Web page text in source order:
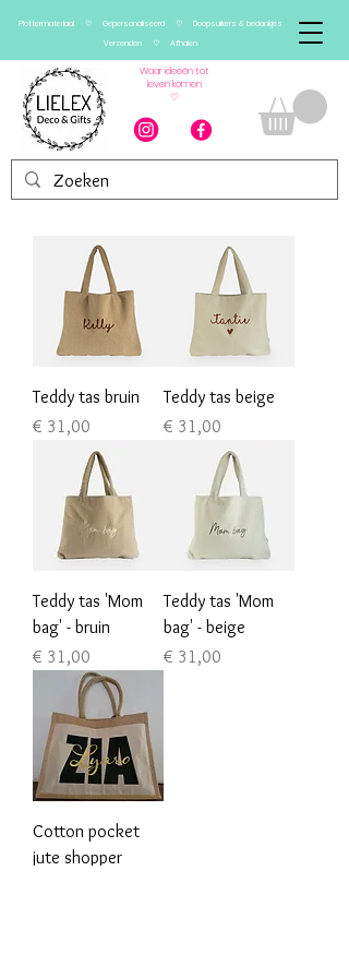
Plottermateriaal ♡ Gepersonaliseerd ♡ Doopsuikers & bedankjes
Verzenden ♡ Afhalen
Waar ideeën tot
leven komen
♡
Teddy tas bruin
Prijs
€ 31,00
Teddy tas beige
Prijs
€ 31,00
Teddy tas 'Mom
bag' - bruin
Prijs
€ 31,00
Teddy tas 'Mom
bag' - beige
Prijs
€ 31,00
Cotton pocket
jute shopper